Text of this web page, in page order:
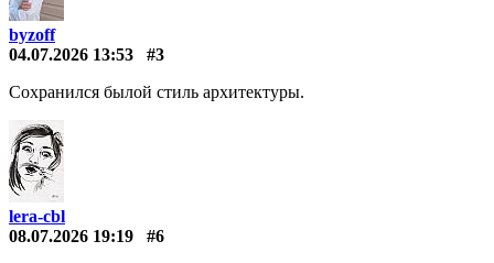
byzoff
04.07.2026 13:53
#3
Сохранился былой стиль архитектуры.
lera-cbl
08.07.2026 19:19
#6